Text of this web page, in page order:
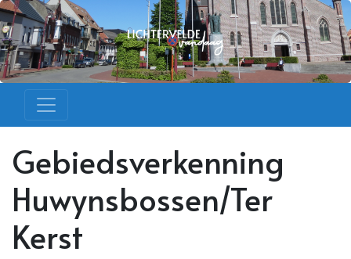
Gebiedsverkenning
Huwynsbossen/Ter
Kerst